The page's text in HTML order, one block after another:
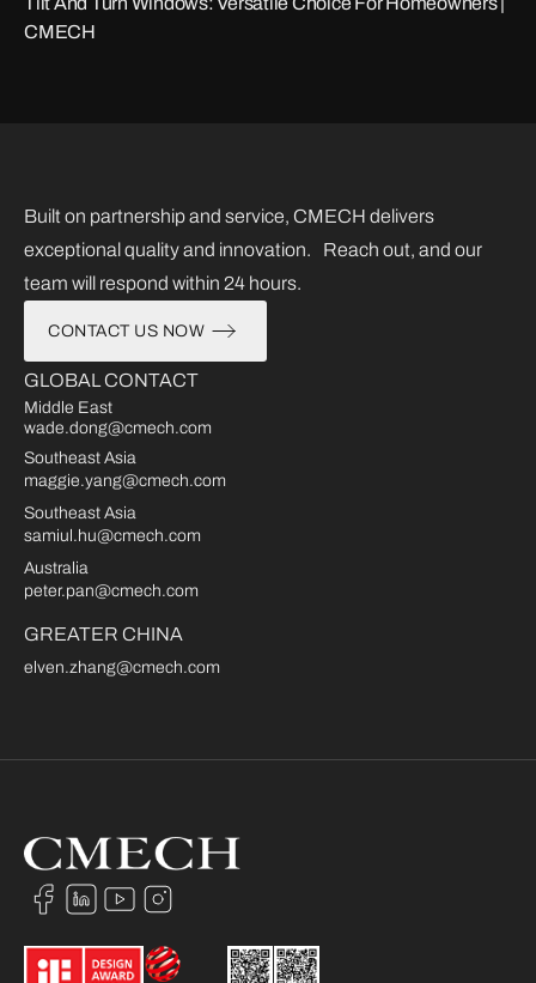
CMECH
Built on partnership and service, CMECH delivers
exceptional quality and innovation. Reach out, and our
team will respond within 24 hours.
CONTACT US NOW
GLOBAL CONTACT
Middle East
wade.dong@cmech.com
Southeast Asia
maggie.yang@cmech.com
Southeast Asia
samiul.hu@cmech.com
Australia
peter.pan@cmech.com
GREATER CHINA
elven.zhang@cmech.com